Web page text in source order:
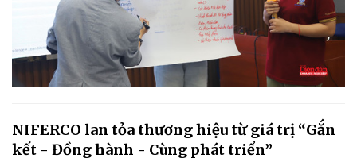
NIFERCO lan tỏa thương hiệu từ giá trị “Gắn
kết - Đồng hành - Cùng phát triển”